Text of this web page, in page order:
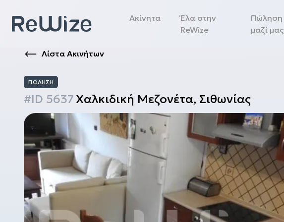
Ακίνητα
Έλα στην
ReWize
Πώληση
μαζί μας
Λίστα Ακινήτων
ΠΏΛΗΣΗ
#ID 5637 Χαλκιδική Μεζονέτα, Σιθωνίας